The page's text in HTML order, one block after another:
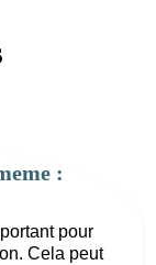
:
pour
Cela peut